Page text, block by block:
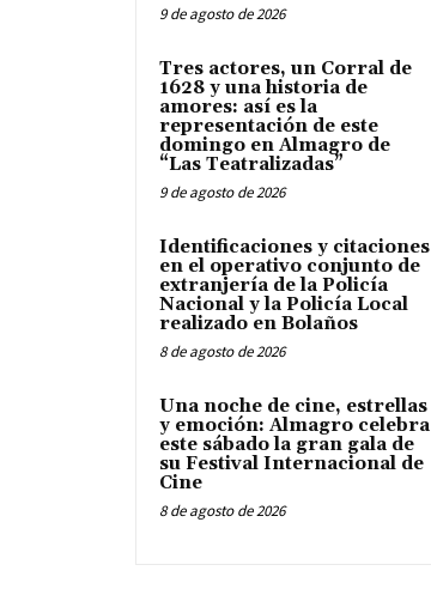
9 de agosto de 2026
Tres actores, un Corral de
1628 y una historia de
amores: así es la
representación de este
domingo en Almagro de
“Las Teatralizadas”
9 de agosto de 2026
Identificaciones y citaciones
en el operativo conjunto de
extranjería de la Policía
Nacional y la Policía Local
realizado en Bolaños
8 de agosto de 2026
Una noche de cine, estrellas
y emoción: Almagro celebra
este sábado la gran gala de
su Festival Internacional de
Cine
8 de agosto de 2026